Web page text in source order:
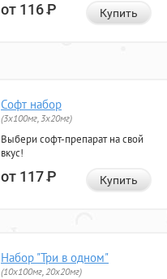
от 116Р Купить
Софт набор
(3x100мг, 3x20мг)
Выбери софт-препарат на свой
вкус!
от 117Р Купить
Набор "Три в одном"
(10x100мг, 20x20мг)